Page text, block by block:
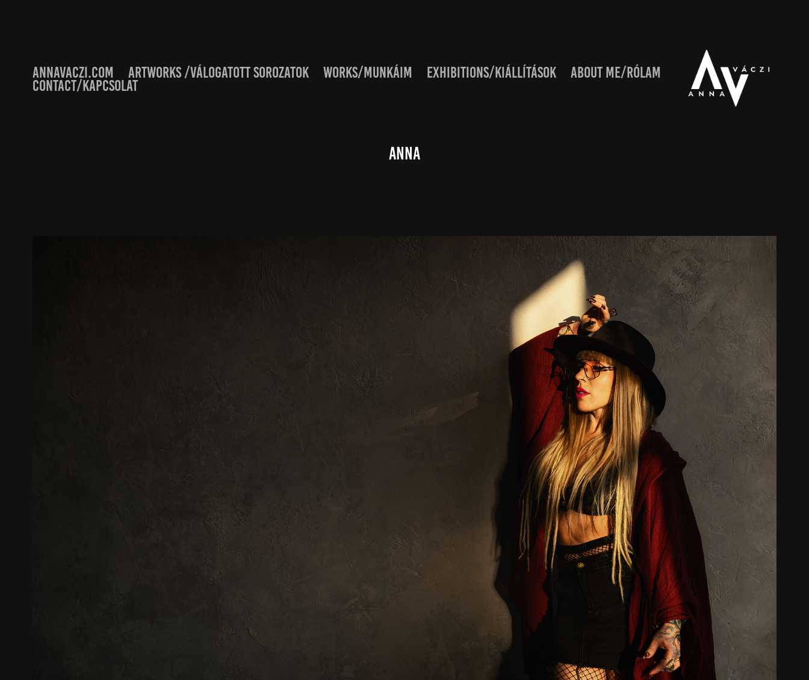
ANNAVACZI.COM ARTWORKS /VÁLOGATOTT SOROZATOK WORKS/MUNKÁIM EXHIBITIONS/KIÁLLÍTÁSOK ABOUT ME/RÓLAM
CONTACT/KAPCSOLAT
Anna